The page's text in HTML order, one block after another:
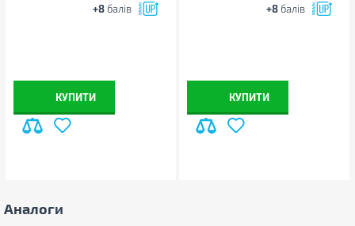
+8 балів
КУПИТИ
+8 балів
КУПИТИ
Аналоги